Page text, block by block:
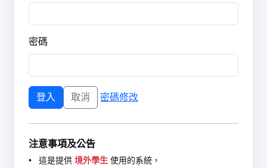
密碼
密碼修改
注意事項及公告
• 這是提供 境外學生 使用的系統，